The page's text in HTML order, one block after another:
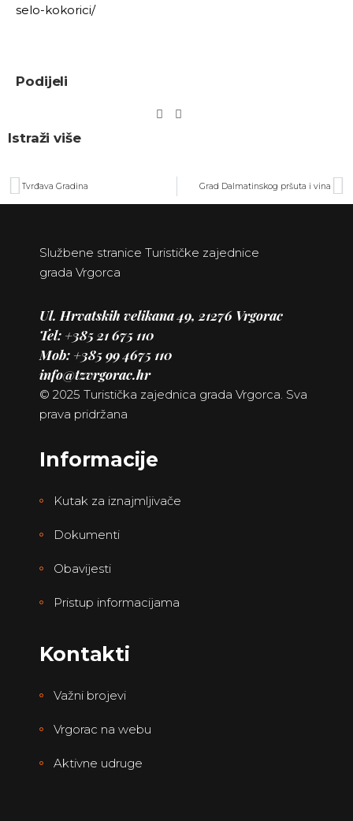
selo-kokorici/
Podijeli
Istraži više
Tvrđava Gradina Grad Dalmatinskog pršuta i vina
Službene stranice Turističke zajednice
grada Vrgorca
Ul. Hrvatskih velikana 49, 21276 Vrgorac
Tel: +385 21675 110
Mob: +385 99 4675 110
info@tzvrgorac.hr
© 2025 Turistička zajednica grada Vrgorca. Sva
prava pridržana
Informacije
Kutak za iznajmljivače
Dokumenti
Obavijesti
Pristup informacijama
Kontakti
Važni brojevi
Vrgorac na webu
Aktivne udruge